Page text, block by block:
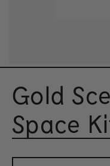
Gold
Space